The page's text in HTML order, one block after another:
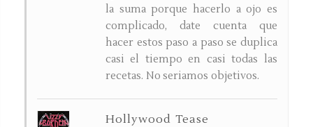
la suma porque hacerlo a ojo es
complicado, date cuenta que
hacer estos paso a paso se duplica
casi el tiempo en casi todas las
recetas. No seriamos objetivos.
Hollywood Tease